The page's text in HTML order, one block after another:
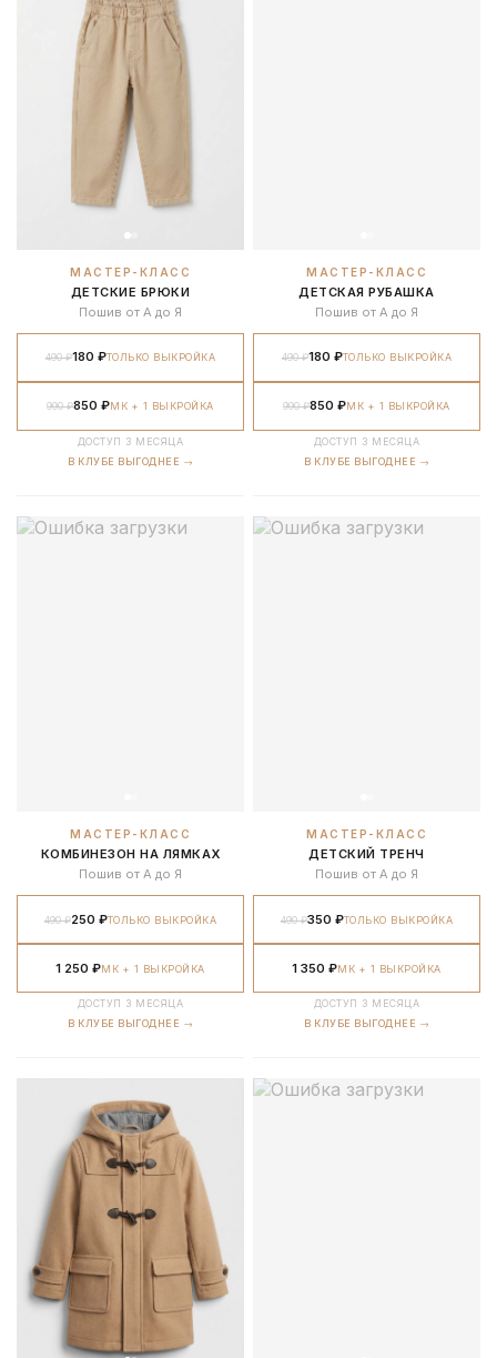
МАСТЕР-КЛАСС
ДЕТСКИЕ БРЮКИ
Пошив от А до Я
490 ₽180 ₽ТОЛЬКО ВЫКРОЙКА
990 ₽850 ₽МК + 1 ВЫКРОЙКА
ДОСТУП 3 МЕСЯЦА
В КЛУБЕ ВЫГОДНЕЕ →
МАСТЕР-КЛАСС
ДЕТСКАЯ РУБАШКА
Пошив от А до Я
490 ₽180 ₽ТОЛЬКО ВЫКРОЙКА
990 ₽850 ₽МК + 1 ВЫКРОЙКА
ДОСТУП 3 МЕСЯЦА
В КЛУБЕ ВЫГОДНЕЕ →
МАСТЕР-КЛАСС
КОМБИНЕЗОН НА ЛЯМКАХ
Пошив от А до Я
490 ₽250 ₽ТОЛЬКО ВЫКРОЙКА
1 250 ₽МК + 1 ВЫКРОЙКА
ДОСТУП 3 МЕСЯЦА
В КЛУБЕ ВЫГОДНЕЕ →
МАСТЕР-КЛАСС
ДЕТСКИЙ ТРЕНЧ
Пошив от А до Я
490 ₽350 ₽ТОЛЬКО ВЫКРОЙКА
1 350 ₽МК + 1 ВЫКРОЙКА
ДОСТУП 3 МЕСЯЦА
В КЛУБЕ ВЫГОДНЕЕ →